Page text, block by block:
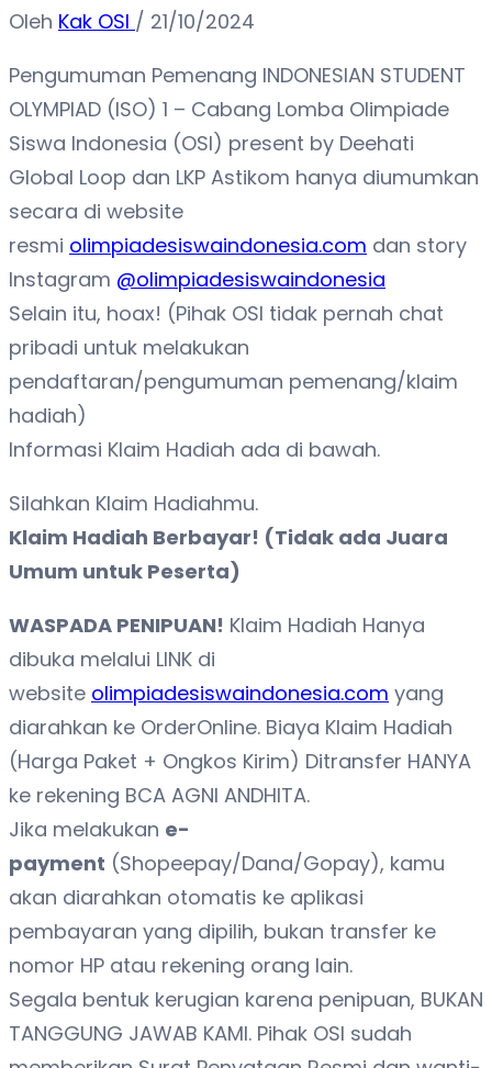
Oleh Kak OSI / 21/10/2024
Pengumuman Pemenang INDONESIAN STUDENT
OLYMPIAD (ISO) 1 – Cabang Lomba Olimpiade
Siswa Indonesia (OSI) present by Deehati
Global Loop dan LKP Astikom hanya diumumkan
secara di website
resmi olimpiadesiswaindonesia.com dan story
Instagram @olimpiadesiswaindonesia
Selain itu, hoax! (Pihak OSI tidak pernah chat
pribadi untuk melakukan
pendaftaran/pengumuman pemenang/klaim
hadiah)
Informasi Klaim Hadiah ada di bawah.
Silahkan Klaim Hadiahmu.
Klaim Hadiah Berbayar! (Tidak ada Juara
Umum untuk Peserta)
WASPADA PENIPUAN! Klaim Hadiah Hanya
dibuka melalui LINK di
website olimpiadesiswaindonesia.com yang
diarahkan ke OrderOnline. Biaya Klaim Hadiah
(Harga Paket + Ongkos Kirim) Ditransfer HANYA
ke rekening BCA AGNI ANDHITA.
Jika melakukan e-
payment (Shopeepay/Dana/Gopay), kamu
akan diarahkan otomatis ke aplikasi
pembayaran yang dipilih, bukan transfer ke
nomor HP atau rekening orang lain.
Segala bentuk kerugian karena penipuan, BUKAN
TANGGUNG JAWAB KAMI. Pihak OSI sudah